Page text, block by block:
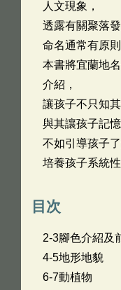
人文現象，
透露有關聚落
命名通常有原則
本書將宜蘭地
介紹，
讓孩子不只知
與其讓孩子記
不如引導孩子
培養孩子系統
目次
2-3腳色介紹及
4-5地形地貌
6-7動植物